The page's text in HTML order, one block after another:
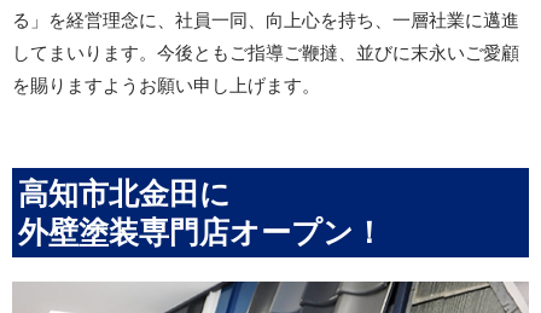
る」を経営理念に、社員一同、向上心を持ち、一層社業に邁進
してまいります。今後ともご指導ご鞭撻、並びに末永いご愛顧
を賜りますようお願い申し上げます。
高知市北金田に
外壁塗装専門店オープン！